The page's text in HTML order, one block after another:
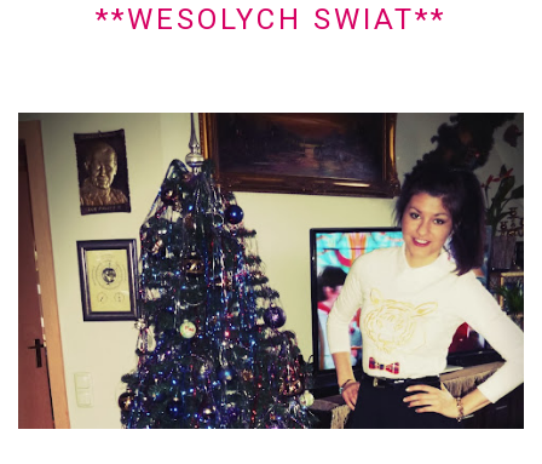
**WESOLYCH SWIAT**